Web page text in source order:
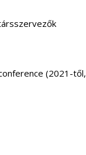
(2021-től,